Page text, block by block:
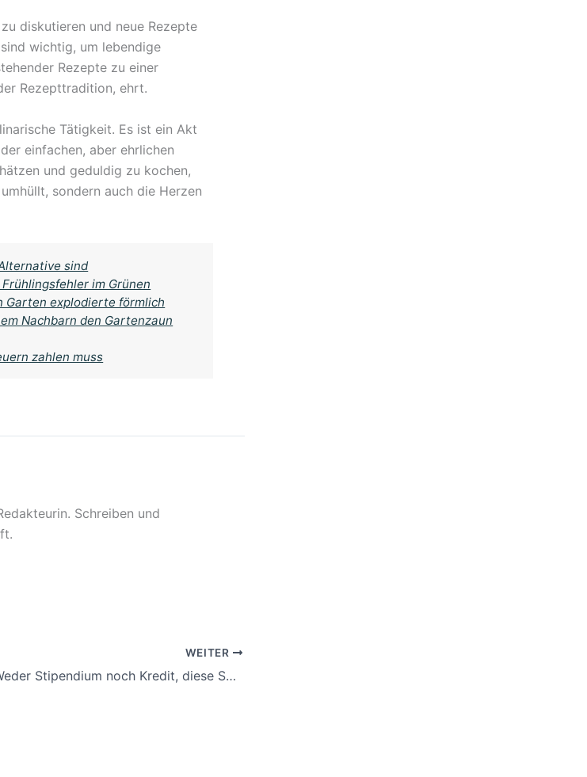
diskutieren und neue Rezepte
wichtig, um lebendige
Rezepte zu einer
Rezepttradition, ehrt.
Tätigkeit. Es ist ein Akt
einfachen, aber ehrlichen
und geduldig zu kochen,
sondern auch die Herzen
sind
im Grünen
Garten explodierte förmlich
Nachbarn den Gartenzaun
zahlen muss
Schreiben und
WEITER
Weder Stipendium noch Kredit, diese STEM-Förderung finanziert das Studium komplett